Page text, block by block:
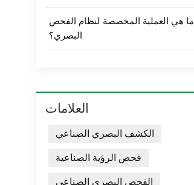
ما هي العملية المخصصة لنظام الفحص
البصري؟
العلامات
الكشف البصري الصناعي
فحص الرؤية الصناعية
الفحص البصري الصناعي